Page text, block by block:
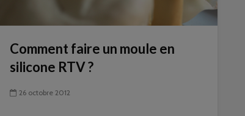
Comment faire un moule en
silicone RTV ?
26 octobre 2012